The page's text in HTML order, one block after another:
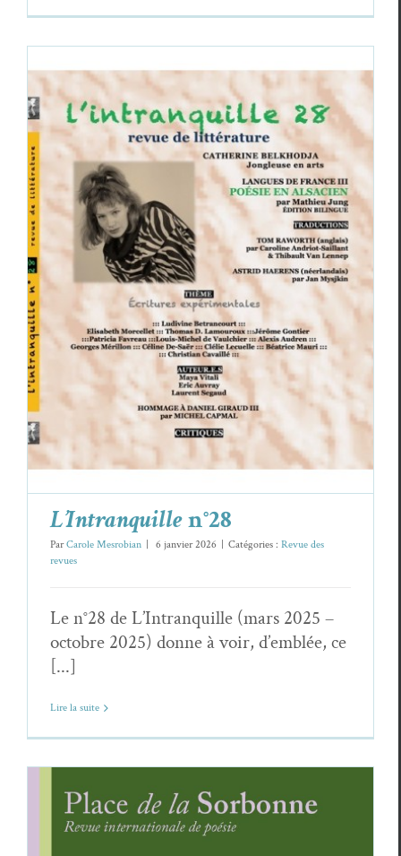
L’Intranquille n°28
Revue des revues
L’Intranquillen°28
ParCarole Mesrobian 6 janvier 2026 Catégories : Revue des
revues
Le n°28 de L’Intranquille (mars 2025 –
octobre 2025) donne à voir, d’emblée, ce
[...]
Lire la suite